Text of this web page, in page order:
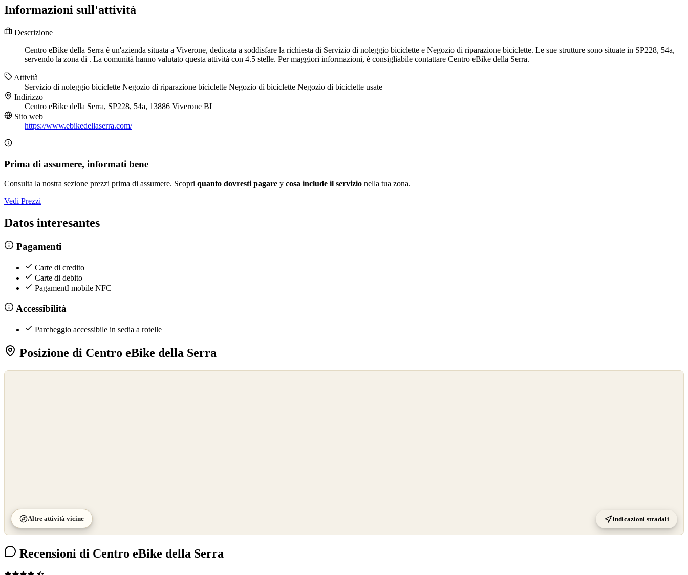
Informazioni sull'attività
Descrizione
Centro eBike della Serra è un'azienda situata a Viverone, dedicata a soddisfare la richiesta di Servizio di noleggio biciclette e Negozio di riparazione biciclette. Le sue strutture sono situate in SP228, 54a,
servendo la zona di . La comunità hanno valutato questa attività con 4.5 stelle. Per maggiori informazioni, è consigliabile contattare Centro eBike della Serra.
Attività
Servizio di noleggio biciclette Negozio di riparazione biciclette Negozio di biciclette Negozio di biciclette usate
Indirizzo
Centro eBike della Serra, SP228, 54a, 13886 Viverone BI
Sito web
https://www.ebikedellaserra.com/
Prima di assumere, informati bene
Consulta la nostra sezione prezzi prima di assumere. Scopri quanto dovresti pagare y cosa include il servizio nella tua zona.
Vedi Prezzi
Datos interesantes
Pagamenti
Carte di credito
Carte di debito
PagamentI mobile NFC
Accessibilità
Parcheggio accessibile in sedia a rotelle
Posizione di Centro eBike della Serra
Altre attività vicine Indicazioni stradali
Recensioni di Centro eBike della Serra